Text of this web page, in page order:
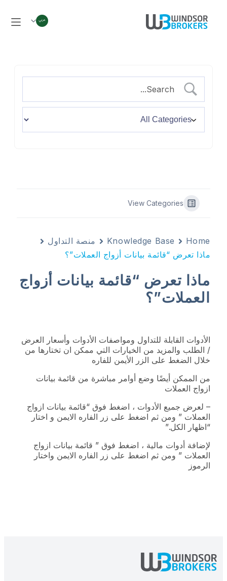
View Categories
Home
Knowledge Base
منصة التداول
ماذا تعرض “قائمة بيانات أزواج العملات”؟
ماذا تعرض “قائمة بيانات أزواج
العملات”؟
الأدوات القابلة للتداول ومواصفات الأدوات وأسعار العرض
/ الطلب والمزيد من الخيارات التي ممكن ان تختارها من
خلال الضغط على الزر الأيمن للفاره
من الممكن أيضًا وضع أوامر مباشرة من قائمة بيانات
ازواج العملات
– لعرض جميع الأدوات ، اضغط فوق “قائمة بيانات ازواج
العملات ” ومن ثم اضغط على زر الفاره الايمن و اختار
“اظهار الكل.”
لإضافة أدوات مالية ، اضغط فوق ” قائمة بيانات ازواج
العملات ” ومن ثم اضغط على زر الفاره الايمن واختار
الرموز